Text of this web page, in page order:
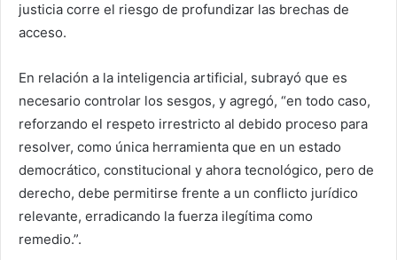
justicia corre el riesgo de profundizar las brechas de
acceso.
En relación a la inteligencia artificial, subrayó que es
necesario controlar los sesgos, y agregó, “en todo caso,
reforzando el respeto irrestricto al debido proceso para
resolver, como única herramienta que en un estado
democrático, constitucional y ahora tecnológico, pero de
derecho, debe permitirse frente a un conflicto jurídico
relevante, erradicando la fuerza ilegítima como
remedio.”.